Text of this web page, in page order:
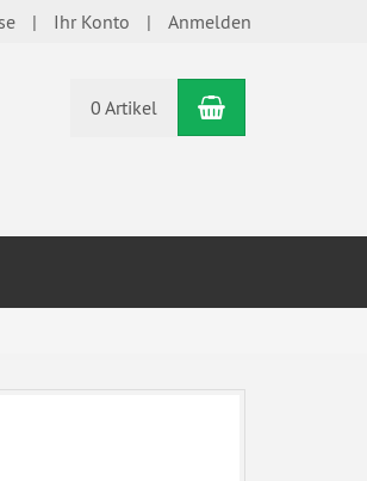
Ihr Konto Anmelden
0 Artikel Warenkorb